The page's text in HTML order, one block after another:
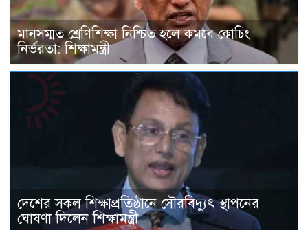
মানসম্মত শ্রেণিশিক্ষা নিশ্চিত হলে কমবে কোচিং
নির্ভরতা: শিক্ষামন্ত্রী
দেশের সকল শিক্ষাপ্রতিষ্ঠানে সৌরবিদ্যুৎ স্থাপনের
ঘোষণা দিলেন শিক্ষামন্ত্রী